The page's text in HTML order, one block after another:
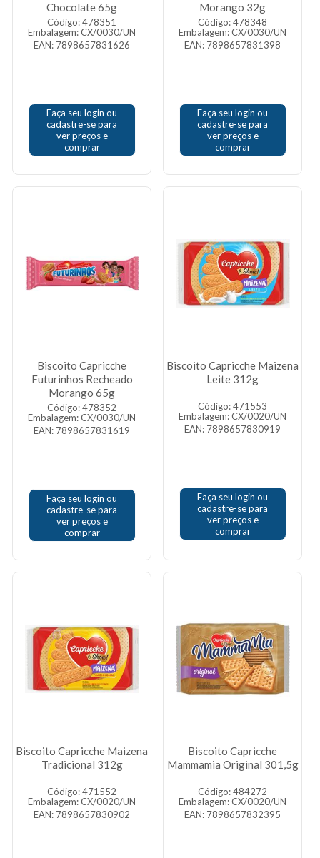
Chocolate 65g
Código: 478351
Embalagem: CX/0030/UN
EAN: 7898657831626
Faça seu login ou
cadastre-se para
ver preços e
comprar
Morango 32g
Código: 478348
Embalagem: CX/0030/UN
EAN: 7898657831398
Faça seu login ou
cadastre-se para
ver preços e
comprar
Biscoito Capricche
Futurinhos Recheado
Morango 65g
Código: 478352
Embalagem: CX/0030/UN
EAN: 7898657831619
Faça seu login ou
cadastre-se para
ver preços e
comprar
Biscoito Capricche Maizena
Leite 312g
Código: 471553
Embalagem: CX/0020/UN
EAN: 7898657830919
Faça seu login ou
cadastre-se para
ver preços e
comprar
Biscoito Capricche Maizena
Tradicional 312g
Código: 471552
Embalagem: CX/0020/UN
EAN: 7898657830902
Biscoito Capricche
Mammamia Original 301,5g
Código: 484272
Embalagem: CX/0020/UN
EAN: 7898657832395